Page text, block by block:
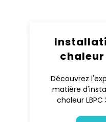
chaleur
Découvrez
matière
chaleur